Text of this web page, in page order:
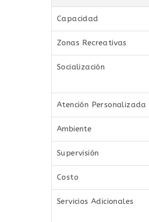
Capacidad
Zonas Recreativas
Socialización
Atención Personalizada
Ambiente
Supervisión
Costo
Servicios Adicionales